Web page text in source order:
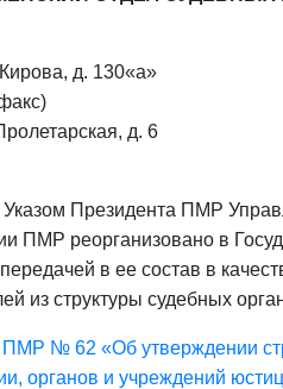
д. 130«а»
д. 6
Президента ПМР
ПМР реорганизовано в
в ее состав в
из структуры судебных
ПМР № 62 «Об утверждении
органов и учреждений